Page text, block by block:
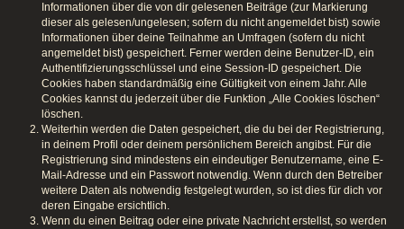
Informationen über die von dir gelesenen Beiträge (zur Markierung
dieser als gelesen/ungelesen; sofern du nicht angemeldet bist) sowie
Informationen über deine Teilnahme an Umfragen (sofern du nicht
angemeldet bist) gespeichert. Ferner werden deine Benutzer-ID, ein
Authentifizierungsschlüssel und eine Session-ID gespeichert. Die
Cookies haben standardmäßig eine Gültigkeit von einem Jahr. Alle
Cookies kannst du jederzeit über die Funktion „Alle Cookies löschen“
löschen.
Weiterhin werden die Daten gespeichert, die du bei der Registrierung,
in deinem Profil oder deinem persönlichem Bereich angibst. Für die
Registrierung sind mindestens ein eindeutiger Benutzername, eine E-
Mail-Adresse und ein Passwort notwendig. Wenn durch den Betreiber
weitere Daten als notwendig festgelegt wurden, so ist dies für dich vor
deren Eingabe ersichtlich.
Wenn du einen Beitrag oder eine private Nachricht erstellst, so werden